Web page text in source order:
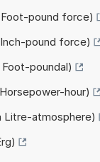
pound force)
pound force)
poundal)
hour)
Litre-atmosphere)